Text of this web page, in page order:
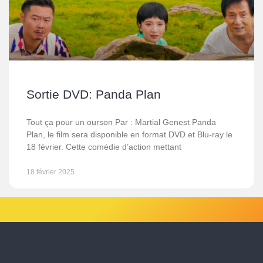
Sortie DVD: Panda Plan
Tout ça pour un ourson Par : Martial Genest Panda
Plan, le film sera disponible en format DVD et Blu-ray le
18 février. Cette comédie d’action mettant
18 février 2025